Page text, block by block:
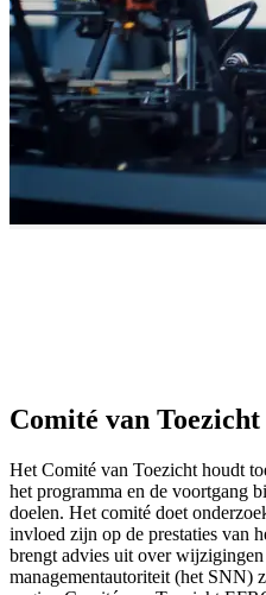
Comité van Toezicht
Het Comité van Toezicht houdt
het programma en de voortgang
doelen. Het comité doet
invloed zijn op de prestaties van
brengt advies uit over
managementautoriteit (het SNN)